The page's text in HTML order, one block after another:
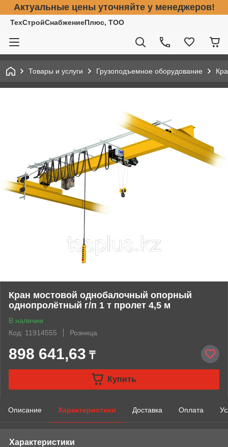
Актуальные цены уточняйте у менеджеров!
ТехСтройСнабжениеПлюс, ТОО
Товары и услуги Грузоподъемное оборудование
Кран мостовой однобалочный опорный
однопролётный г/п 1 т пролет 4,5 м
В наличии
Код: 11914555
Розница
898 641,63 ₸
Купить
Описание Характеристики Доставка Оплата
Характеристики